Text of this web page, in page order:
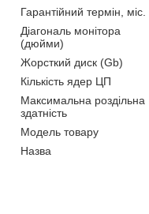
Гарантійний термін, міс.
Діагональ монітора
(дюйми)
Жорсткий диск (Gb)
Кількість ядер ЦП
Максимальна роздільна
здатність
Модель товару
Назва